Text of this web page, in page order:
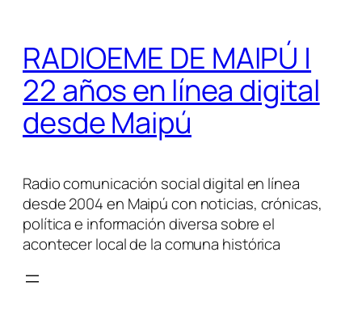
contenido
RADIOEME DE MAIPÚ |
22 años en línea digital
desde Maipú
Radio comunicación social digital en línea
desde 2004 en Maipú con noticias, crónicas,
política e información diversa sobre el
acontecer local de la comuna histórica